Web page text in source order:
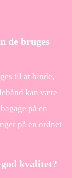
de bruges
til at binde,
kan være
på en
på en ordnet
kvalitet?